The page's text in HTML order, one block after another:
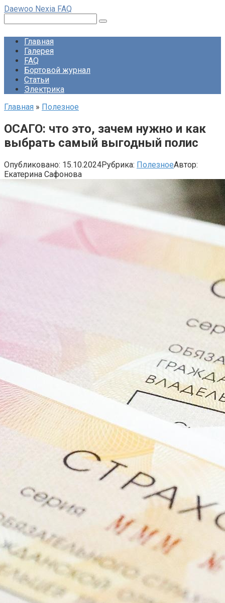
Перейти
контенту
Daewoo Nexia FAQ
Главная
Галерея
FAQ
Бортовой журнал
Статьи
Электрика
Главная » Полезное
ОСАГО: что это, зачем нужно и как
выбрать самый выгодный полис
Опубликовано: 15.10.2024Рубрика: ПолезноеАвтор:
Екатерина Сафонова